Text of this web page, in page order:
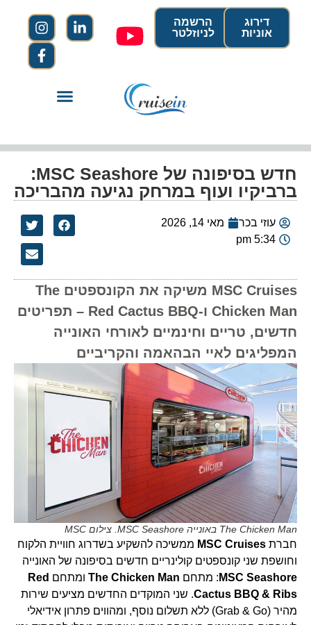
הרשמה
לניוזלטר
דירוג
אוניות
חדש בסיפונה של MSC Seashore:
ברביקיו ועוף במרחק נגיעה מהבריכה
עוזי בכר
מאי 14, 2026
5:34 pm
MSC Cruises משיקה את הקונספטים The
Chicken Man ו-Red Cactus BBQ – תפריטים
חדשים, טריים וחינמיים לאורחי האונייה
המפליגים לאיי הבהאמה והקריביים
The Chicken Man באונייה MSC Seashore. צילום MSC
חברתMSC Cruisesממשיכה להשקיע בשדרוג חוויית הלקוח
וחושפת שני קונספטים קולינריים חדשים בסיפונה של האונייה
MSC Seashore: מתחםThe Chicken ManומתחםRed
Cactus BBQ & Ribs. שני המוקדים החדשים מציעים שירות
מהיר (Grab & Go) ללא תשלום נוסף, ומהווים פתרון אידיאלי